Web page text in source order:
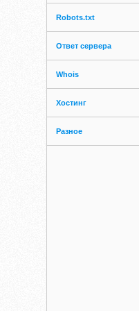
Robots.txt
Ответ сервера
Whois
Хостинг
Разное